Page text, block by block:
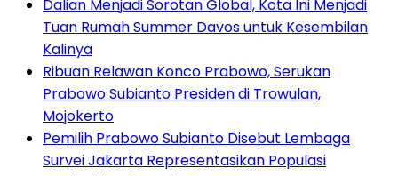
Dalian Menjadi Sorotan Global, Kota Ini Menjadi
Tuan Rumah Summer Davos untuk Kesembilan
Kalinya
Ribuan Relawan Konco Prabowo, Serukan
Prabowo Subianto Presiden di Trowulan,
Mojokerto
Pemilih Prabowo Subianto Disebut Lembaga
Survei Jakarta Representasikan Populasi